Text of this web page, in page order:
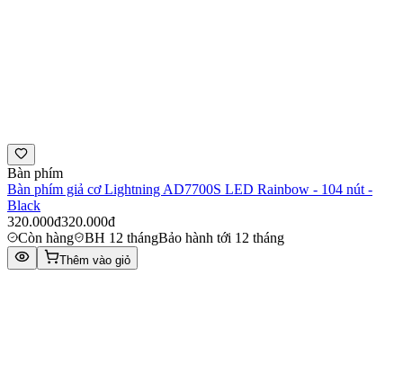
Bàn phím
Bàn phím giả cơ Lightning AD7700S LED Rainbow - 104 nút -
Black
320.000đ320.000đ
Còn hàng
BH 12 thángBảo hành tới 12 tháng
Thêm vào giỏ